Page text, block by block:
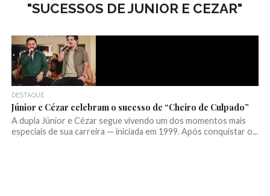
"SUCESSOS DE JUNIOR E CEZAR"
DESTAQUE
Júnior e Cézar celebram o sucesso de “Cheiro de Culpado”
A dupla Júnior e Cézar segue vivendo um dos momentos mais
especiais de sua carreira — iniciada em 1999. Após conquistar o...